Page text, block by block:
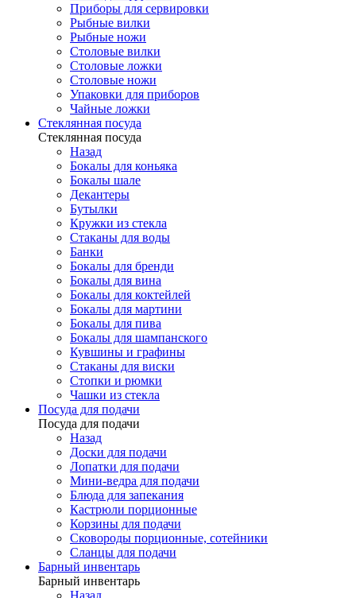
Приборы для сервировки
Рыбные вилки
Рыбные ножи
Столовые вилки
Столовые ложки
Столовые ножи
Упаковки для приборов
Чайные ложки
Стеклянная посуда
Стеклянная посуда
Назад
Бокалы для коньяка
Бокалы шале
Декантеры
Бутылки
Кружки из стекла
Стаканы для воды
Банки
Бокалы для бренди
Бокалы для вина
Бокалы для коктейлей
Бокалы для мартини
Бокалы для пива
Бокалы для шампанского
Кувшины и графины
Стаканы для виски
Стопки и рюмки
Чашки из стекла
Посуда для подачи
Посуда для подачи
Назад
Доски для подачи
Лопатки для подачи
Мини-ведра для подачи
Блюда для запекания
Кастрюли порционные
Корзины для подачи
Сковороды порционные, сотейники
Сланцы для подачи
Барный инвентарь
Барный инвентарь
Назад